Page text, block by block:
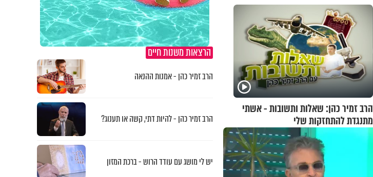
הרב זמיר כהן: שאלות ותשובות - אשתי
מתנגדת להתחזקות שלי
הרצאות משנות חיים
הרב זמיר כהן - אמנות ההנאה
הרב זמיר כהן - להיות דתי, קשה או תענוג?
יש לי מושג עם עודד הרוש - ברכת המזון